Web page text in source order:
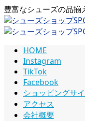
豊富なシューズの品揃
HOME
Instagram
TikTok
Facebook
ショッピングサ
アクセス
会社概要